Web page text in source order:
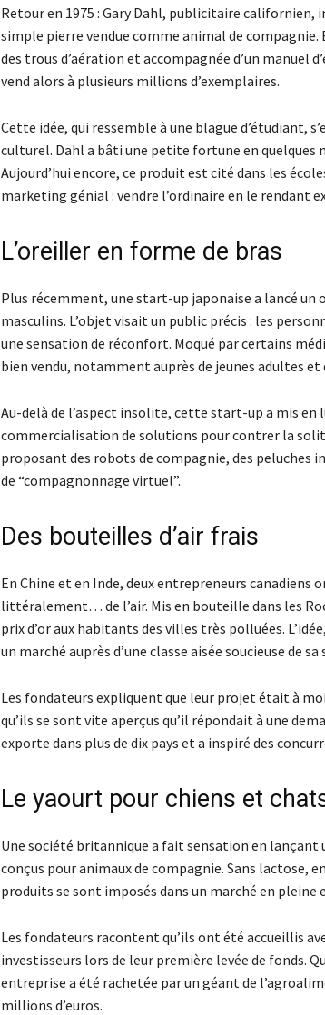
Retour en 1975 : Gary Dahl, publicitaire californien,
simple pierre vendue comme animal de
des trous d’aération et accompagnée d’un manuel
vend alors à plusieurs millions d’exemplaires.
Cette idée, qui ressemble à une blague d’étudiant,
culturel. Dahl a bâti une petite fortune en quelques
Aujourd’hui encore, ce produit est cité dans les
marketing génial : vendre l’ordinaire en le rendant
L’oreiller en forme de bras
Plus récemment, une start-up japonaise a lancé un
masculins. L’objet visait un public précis : les
une sensation de réconfort. Moqué par certains
bien vendu, notamment auprès de jeunes adultes et
Au-delà de l’aspect insolite, cette start-up a mis en
commercialisation de solutions pour contrer la
proposant des robots de compagnie, des peluches
de “compagnonnage virtuel”.
Des bouteilles d’air frais
En Chine et en Inde, deux entrepreneurs canadiens
littéralement… de l’air. Mis en bouteille dans les
prix d’or aux habitants des villes très polluées.
un marché auprès d’une classe aisée soucieuse de sa
Les fondateurs expliquent que leur projet était à
qu’ils se sont vite aperçus qu’il répondait à une
exporte dans plus de dix pays et a inspiré des
Le yaourt pour chiens et
Une société britannique a fait sensation en lançant
conçus pour animaux de compagnie. Sans lactose,
produits se sont imposés dans un marché en pleine
Les fondateurs racontent qu’ils ont été accueillis
investisseurs lors de leur première levée de fonds.
entreprise a été rachetée par un géant de
millions d’euros.